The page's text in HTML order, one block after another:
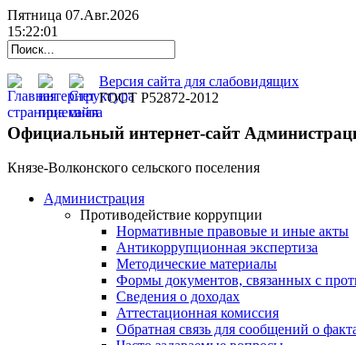
Пятница 07.Авг.2026
15:22:02
Версия сайта для слабовидящих
ГОСТ Р52872-2012
Официальный интернет-сайт
Князе-Волконского сельского поселения
Администрация
Противодействие коррупции
Нормативные правовые и иные акты
Антикоррупционная экспертиза
Методические материалы
Формы документов, связанных с
Сведения о доходах
Аттестационная комиссия
Обратная связь для сообщений о